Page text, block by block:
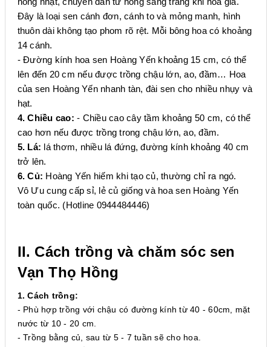
Đây là loại sen cánh đơn, cánh to và mỏng manh, hình
thuôn dài không tạo phom rõ rệt. Mỗi bông hoa có khoảng
14 cánh.
- Đường kính hoa sen Hoàng Yến khoảng 15 cm, có thể
lên đến 20 cm nếu được trồng chậu lớn, ao, đầm… Hoa
của sen Hoàng Yến nhanh tàn, đài sen cho nhiều nhụy và
hạt.
4. Chiều cao: - Chiều cao cây tầm khoảng 50 cm, có thể
cao hơn nếu được trồng trong chậu lớn, ao, đầm.
5. Lá: lá thơm, nhiều lá đứng, đường kính khoảng 40 cm
trở lên.
6. Củ: Hoàng Yến hiếm khi tạo củ, thường chỉ ra ngó.
Vô Ưu cung cấp sỉ, lẻ củ giống và hoa sen Hoàng Yến
toàn quốc. (Hotline 0944484446)
II. Cách trồng và chăm sóc sen
Vạn Thọ Hồng
1. Cách trồng:
- Phù hợp trồng với chậu có đường kính từ 40 - 60cm, mặt
nước từ 10 - 20 cm.
- Trồng bằng củ, sau từ 5 - 7 tuần sẽ cho hoa.